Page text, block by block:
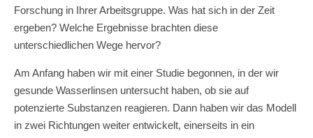
Forschung in Ihrer Arbeitsgruppe. Was hat sich in der Zeit
ergeben? Welche Ergebnisse brachten diese
unterschiedlichen Wege hervor?
Am Anfang haben wir mit einer Studie begonnen, in der wir
gesunde Wasserlinsen untersucht haben, ob sie auf
potenzierte Substanzen reagieren. Dann haben wir das Modell
in zwei Richtungen weiter entwickelt, einerseits in ein